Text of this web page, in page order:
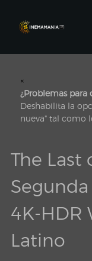
×
¿Problemas para
Deshabilita la
nueva" tal como
The Last
4K-HDR
Latino